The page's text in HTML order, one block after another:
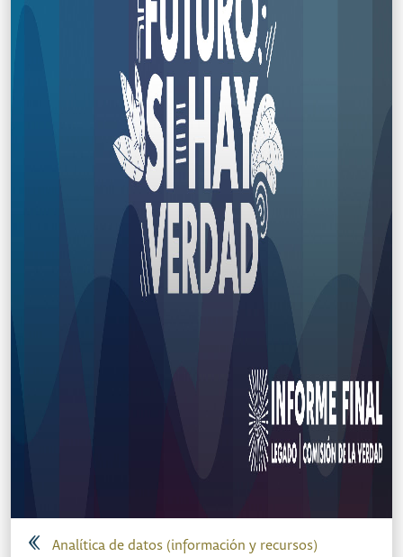
Analítica de datos (información y recursos)